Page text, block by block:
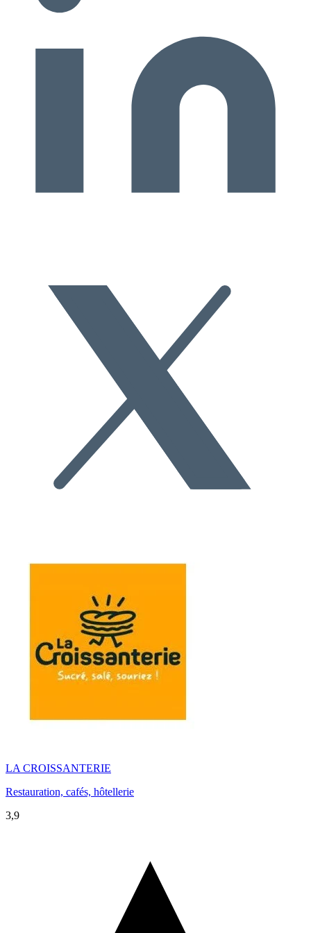
LA CROISSANTERIE
Restauration, cafés, hôtellerie
3,9